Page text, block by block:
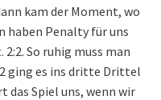
kam der Moment, wo
haben Penalty für uns
So ruhig muss man
ging es ins dritte Drittel
das Spiel uns, wenn wir